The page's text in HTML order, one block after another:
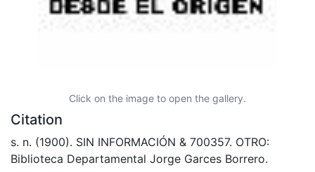
Click on the image to open the gallery.
Citation
s. n. (1900). SIN INFORMACIÓN & 700357. OTRO:
Biblioteca Departamental Jorge Garces Borrero.